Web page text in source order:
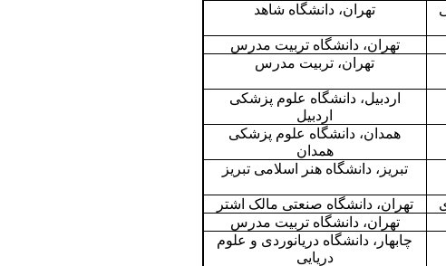
تهران، دانشگاه شاهد
تهران، دانشگاه تربیت مدرس
تهران، تربیت مدرس
اردبیل، دانشگاه علوم پزشکی
اردبیل
همدان، دانشگاه علوم پزشکی
همدان
تبریز، دانشگاه هنر اسلامی تبریز
تهران، دانشگاه صنعتی مالک اشتر
تهران، دانشگاه تربيت مدرس
چابهار، دانشگاه دریانوردی و علوم
دریایی